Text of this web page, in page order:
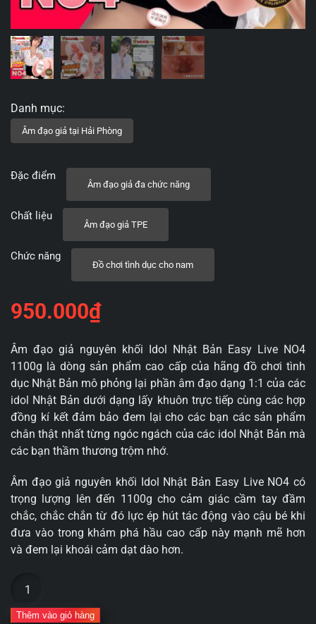
Đặc điểm
Âm đạo giả đa chức năng
Chất liệu
Âm đạo giả TPE
Chức năng
Đồ chơi tình dục cho nam
950.000₫
Âm đạo giả nguyên khối Idol Nhật Bản Easy Live NO4
1100g là dòng sản phẩm cao cấp của hãng đồ chơi tình
dục Nhật Bản mô phỏng lại phần âm đạo dạng 1:1 của các
idol Nhật Bản dưới dạng lấy khuôn trực tiếp cùng các hợp
đồng kí kết đảm bảo đem lại cho các bạn các sản phẩm
chân thật nhất từng ngóc ngách của các idol Nhật Bản mà
các bạn thầm thương trộm nhớ.
Âm đạo giả nguyên khối Idol Nhật Bản Easy Live NO4 có
trọng lượng lên đến 1100g cho cảm giác cầm tay đầm
chắc, chắc chắn từ đó lực ép hút tác động vào cậu bé khi
đưa vào trong khám phá hầu cao cấp này mạnh mẽ hơn
và đem lại khoái cảm dạt dào hơn.
đạo
giả
Thêm vào giỏ hàng